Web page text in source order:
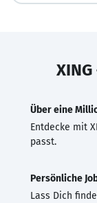
Über eine
Entdecke mit
passt.
Persönliche
Lass Dich